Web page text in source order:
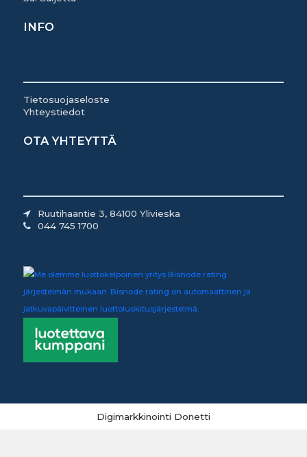
INFO
Tietosuojaseloste
Yhteystiedot
OTA YHTEYTTÄ
Ruutihaantie 3, 84100 Ylivieska
044 745 1700
Digimarkkinointi Donetti